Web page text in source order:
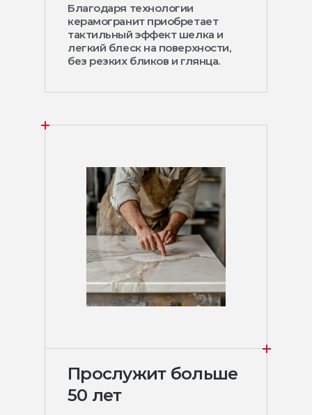
Благодаря технологии
керамогранит приобретает
тактильный эффект шелка и
легкий блеск на поверхности,
без резких бликов и глянца.
Прослужит больше
50 лет